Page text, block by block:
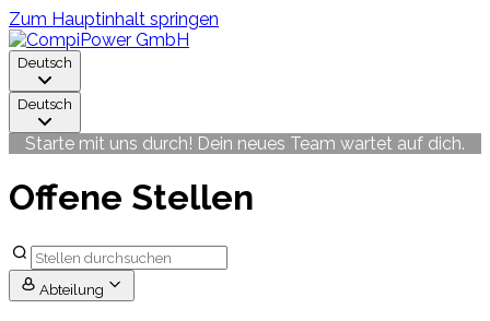
Zum Hauptinhalt springen
Deutsch
Deutsch
Starte mit uns durch! Dein neues Team wartet auf dich.
Offene Stellen
Abteilung